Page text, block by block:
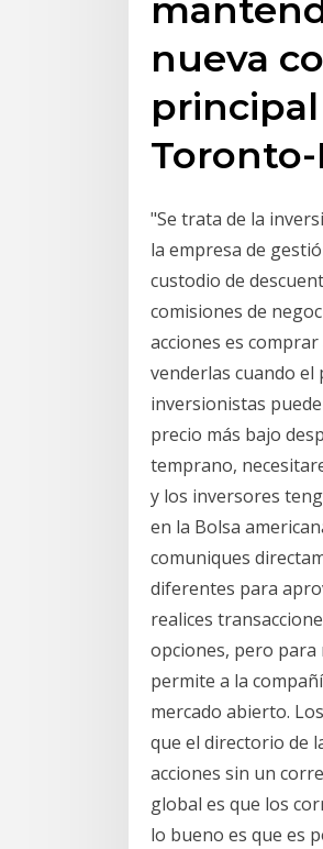
nueva
"Se trata de la
la empresa de
custodio de
comisiones de
acciones es
venderlas cuando el
inversionistas
precio más bajo
temprano,
y los inversores
en la Bolsa
comuniques
diferentes para
realices
opciones, pero para
permite a la
mercado abierto.
que el directorio de
acciones sin un
global es que los
lo bueno es que es